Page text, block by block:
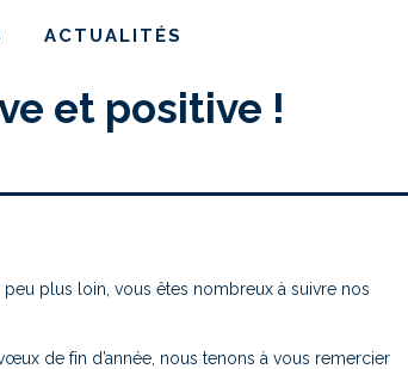
ACTUALITÉS
et positive !
plus loin, vous êtes nombreux à suivre nos
de fin d’année, nous tenons à vous remercier